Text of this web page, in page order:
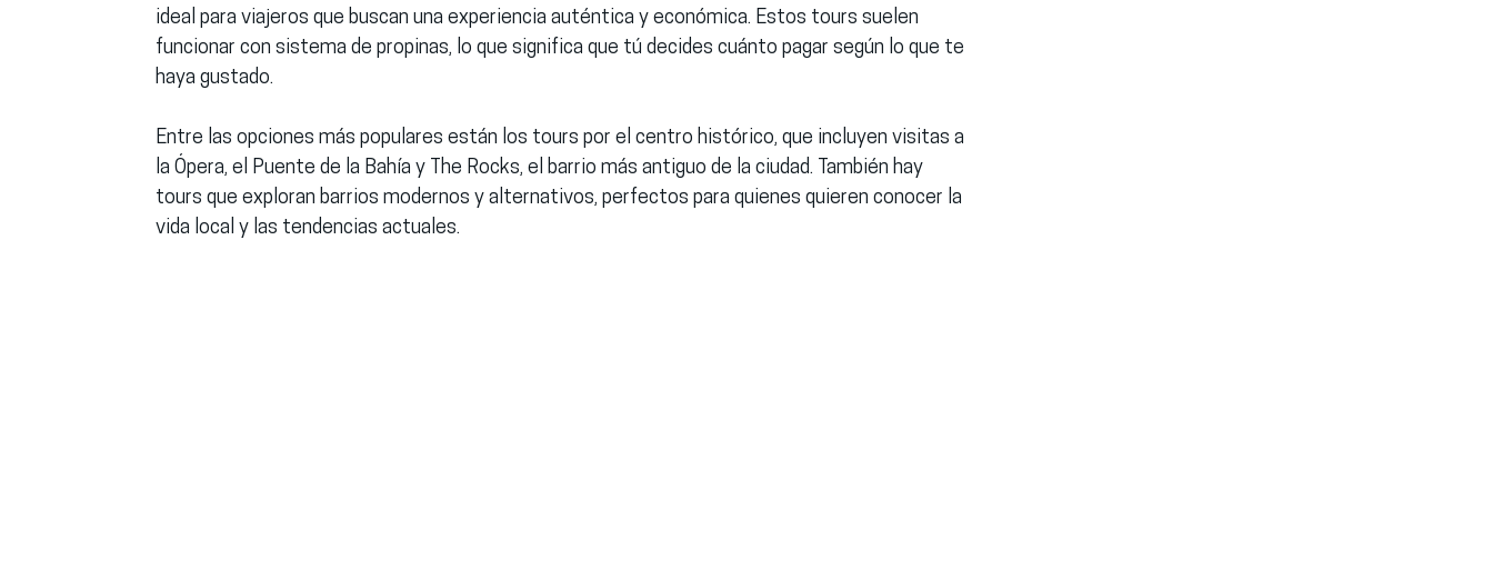
ideal para viajeros que buscan una experiencia auténtica y económica. Estos tours suelen
funcionar con sistema de propinas, lo que significa que tú decides cuánto pagar según lo que te
haya gustado.
Entre las opciones más populares están los tours por el centro histórico, que incluyen visitas a
la Ópera, el Puente de la Bahía y The Rocks, el barrio más antiguo de la ciudad. También hay
tours que exploran barrios modernos y alternativos, perfectos para quienes quieren conocer la
vida local y las tendencias actuales.